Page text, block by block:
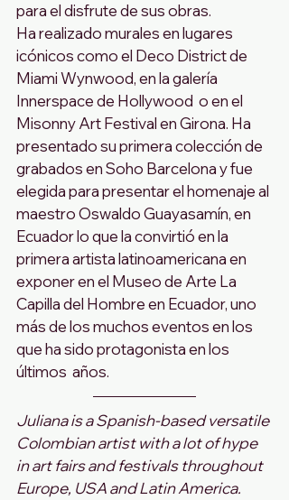
para el disfrute de sus obras.
Ha realizado murales en lugares
icónicos como el Deco District de
Miami Wynwood, en la galería
Innerspace de Hollywood  o en el
Misonny Art Festival en Girona. Ha
presentado su primera colección de
grabados en Soho Barcelona y fue
elegida para presentar el homenaje al
maestro Oswaldo Guayasamín, en
Ecuador lo que la convirtió en la
primera artista latinoamericana en
exponer en el Museo de Arte La
Capilla del Hombre en Ecuador, uno
más de los muchos eventos en los
que ha sido protagonista en los
últimos  años.
Juliana is a Spanish-based versatile
Colombian artist with a lot of hype
in art fairs and festivals throughout
Europe, USA and Latin America.